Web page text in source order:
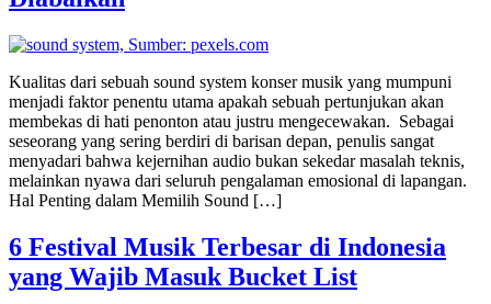
Kualitas dari sebuah sound system konser musik yang mumpuni
menjadi faktor penentu utama apakah sebuah pertunjukan akan
membekas di hati penonton atau justru mengecewakan. Sebagai
seseorang yang sering berdiri di barisan depan, penulis sangat
menyadari bahwa kejernihan audio bukan sekedar masalah teknis,
melainkan nyawa dari seluruh pengalaman emosional di lapangan.
Hal Penting dalam Memilih Sound […]
6 Festival Musik Terbesar di Indonesia
yang Wajib Masuk Bucket List